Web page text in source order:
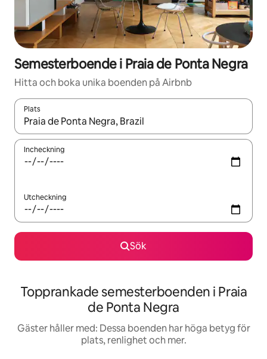
Semesterboende i Praia de Ponta Negra
Hitta och boka unika boenden på Airbnb
Plats
När resultaten är tillgängliga kan du navigera med upp- och
Incheckning
Utcheckning
Sök
Topprankade semesterboenden i Praia
de Ponta Negra
Gäster håller med: Dessa boenden har höga betyg för
plats, renlighet och mer.